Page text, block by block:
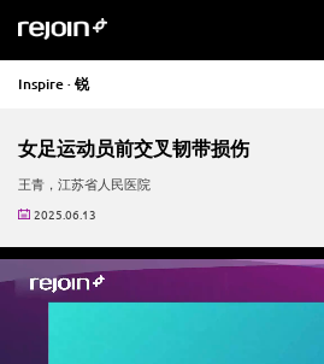
Inspire · 锐
女足运动员前交叉韧带损伤
王青，江苏省人民医院
2025.06.13